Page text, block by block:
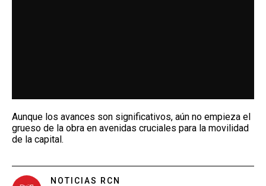
Aunque los avances son significativos, aún no empieza el
grueso de la obra en avenidas cruciales para la movilidad
de la capital.
NOTICIAS RCN